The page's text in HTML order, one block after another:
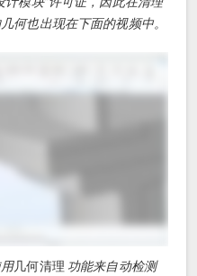
何也出现在下面的视频中。
几何清理 功能来自动检测